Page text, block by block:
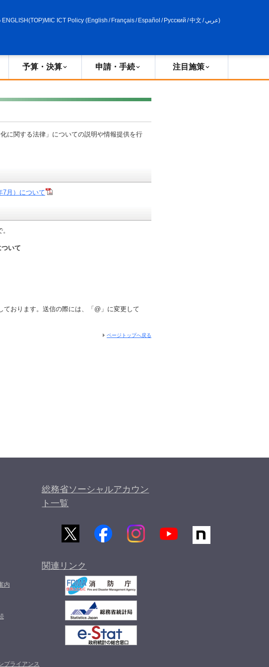
ENGLISH(TOP)MIC ICT Policy (English / Français/ Español / Русский /中文 /عربي)
予算・決算 申請・手続 注目施策
に関する法律」についての説明や情報提供を行
7月）について
いて
おります。送信の際には、「@」に変更して
ページトップへ戻る
内
プライアンス
総務省ソーシャルアカウン
ト一覧
関連リンク